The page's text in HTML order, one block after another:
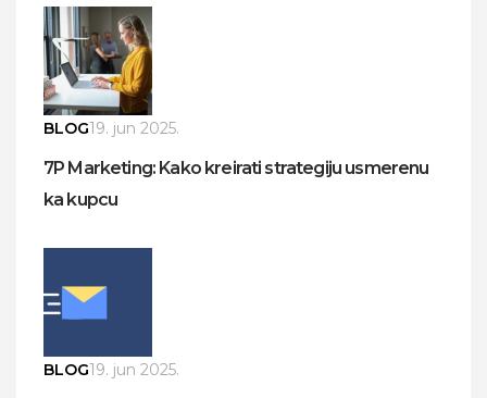
BLOG19. jun 2025.
7P Marketing: Kako kreirati strategiju usmerenu
ka kupcu
BLOG19. jun 2025.